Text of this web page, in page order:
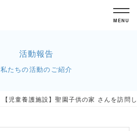
MENU
活動報告
私たちの活動のご紹介
【児童養護施設】聖園子供の家 さんを訪問